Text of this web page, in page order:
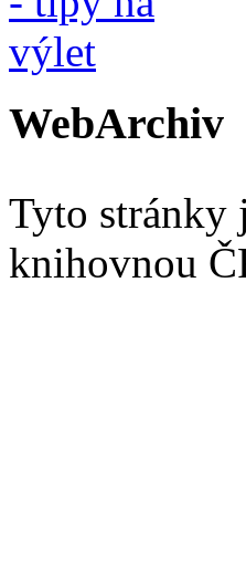
WebArchiv
Tyto stránky
knihovnou